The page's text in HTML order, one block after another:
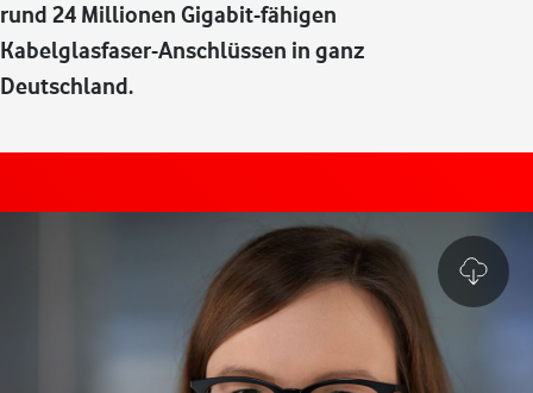
rund 24 Millionen Gigabit-fähigen
Kabelglasfaser-Anschlüssen in ganz
Deutschland.